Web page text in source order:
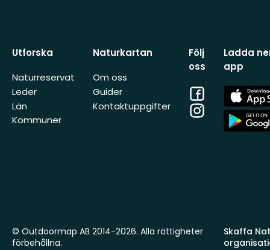
Utforska
Naturreservat
Leder
Län
Kommuner
Naturkartan
Om oss
Guider
Kontaktuppgifter
Följ
oss
Facebook
Instagram
Ladda
app
App
Store
App
Store
Skaffa
© Outdoormap AB 2014-2026. Alla rättigheter
förbehållna.